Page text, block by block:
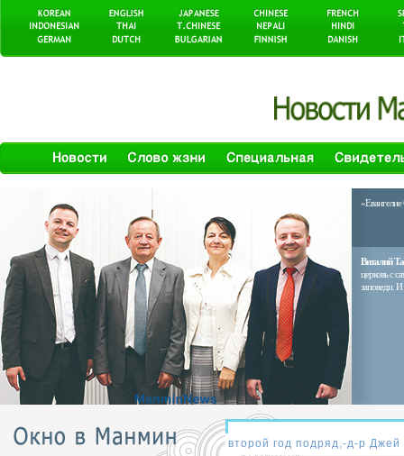
Виталий
церковь с
заповеди. И